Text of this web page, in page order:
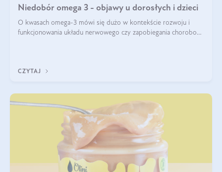
Niedobór omega 3 - objawy u dorosłych i dzieci
O kwasach omega-3 mówi się dużo w kontekście rozwoju i
funkcjonowania układu nerwowego czy zapobiegania chorobom
CZYTAJ